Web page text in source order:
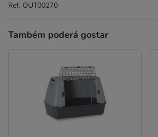
Ref. OUT00270
Também poderá gostar